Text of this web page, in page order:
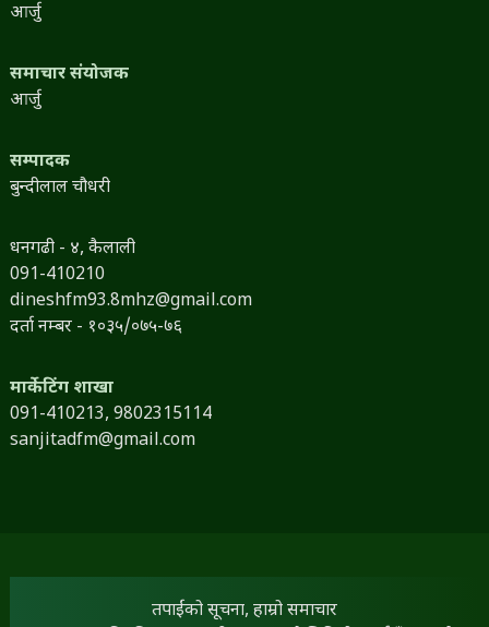
आर्जु
समाचार संयोजक
आर्जु
सम्पादक
बुन्दीलाल चौधरी
धनगढी - ४, कैलाली
091-410210
dineshfm93.8mhz@gmail.com
दर्ता नम्बर - १०३५/०७५-७६
मार्केटिंग शाखा
091-410213, 9802315114
sanjitadfm@gmail.com
तपाईंको सूचना, हाम्रो समाचार